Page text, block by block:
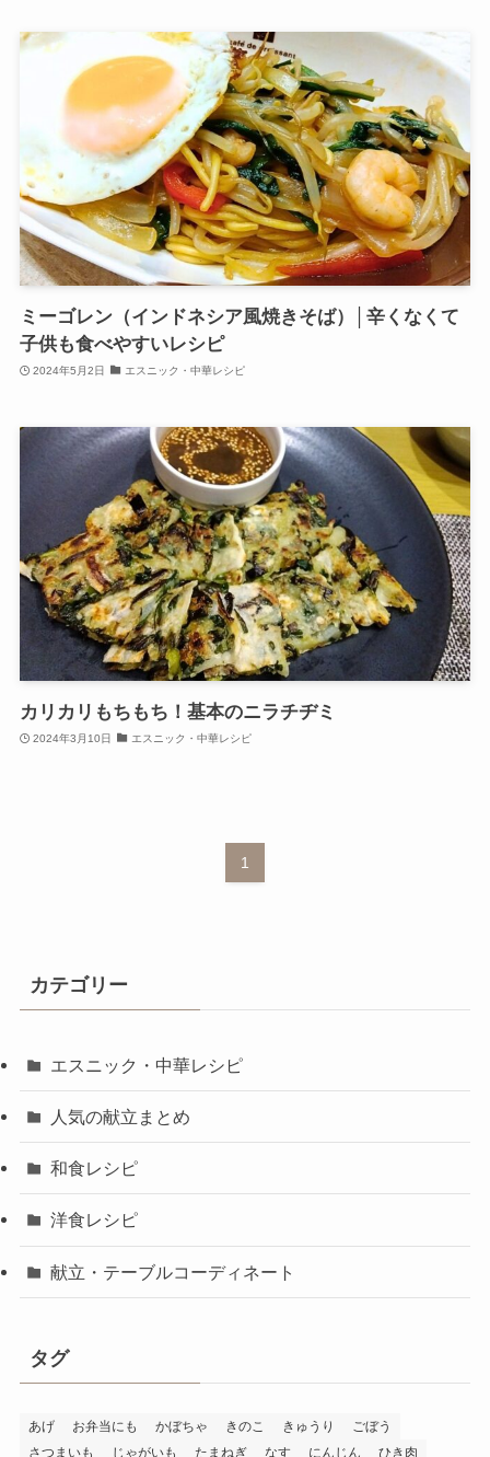
ミーゴレン（インドネシア風焼きそば）│辛くなくて
子供も食べやすいレシピ
2024年5月2日 エスニック・中華レシピ
カリカリもちもち！基本のニラチヂミ
2024年3月10日 エスニック・中華レシピ
1
カテゴリー
エスニック・中華レシピ
人気の献立まとめ
和食レシピ
洋食レシピ
献立・テーブルコーディネート
タグ
あげ お弁当にも かぼちゃ きのこ きゅうり
ごぼう
さつまいも
じゃがいも たまねぎ なす にんじん ひき肉